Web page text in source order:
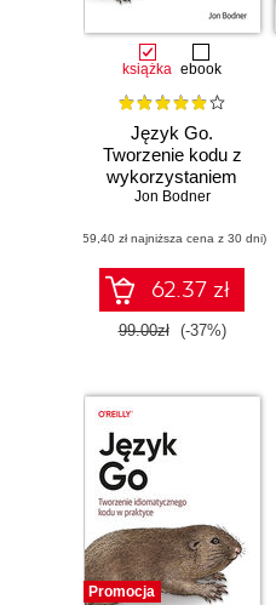
książka ebook
Język Go.
Tworzenie kodu z
wykorzystaniem
najlepszych
praktyk. Wydanie II
Jon Bodner
(59,40 zł najniższa cena z 30 dni)
62.37 zł
99.00zł (-37%)
Promocja